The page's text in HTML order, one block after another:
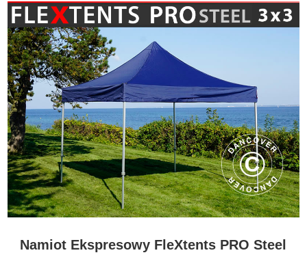
Namiot Ekspresowy FleXtents PRO Steel